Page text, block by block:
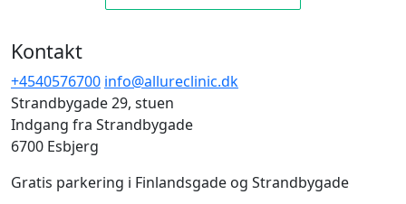
Kontakt
+4540576700 info@allureclinic.dk
Strandbygade 29, stuen
Indgang fra Strandbygade
6700 Esbjerg
Gratis parkering i Finlandsgade og Strandbygade